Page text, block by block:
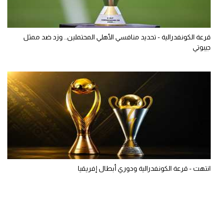
قرعة الكونفدرالية - تحديد منافسي الأهلي المحتملين.. وزد ضد ممثل
جيبوتي
انتهت - قرعة الكونفدرالية ودوري أبطال إفريقيا